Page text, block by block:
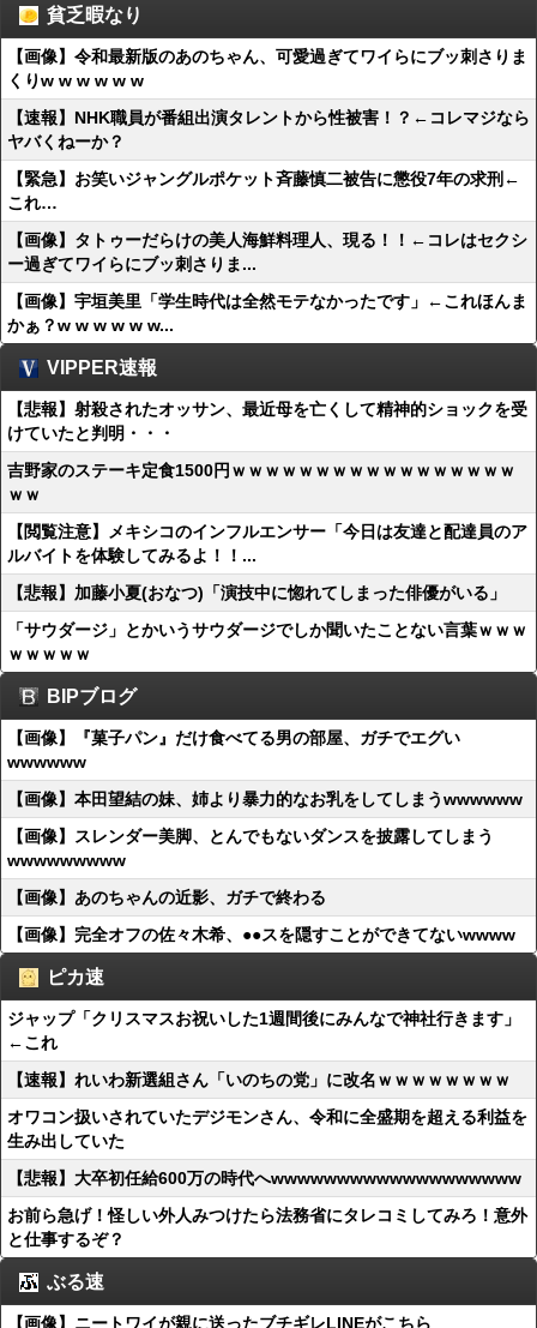
貧乏暇なり
【画像】令和最新版のあのちゃん、可愛過ぎてワイらにブッ刺さりま
くりw w w w w w
【速報】NHK職員が番組出演タレントから性被害！？←コレマジなら
ヤバくねーか？
【緊急】お笑いジャングルポケット斉藤慎二被告に懲役7年の求刑←
これ…
【画像】タトゥーだらけの美人海鮮料理人、現る！！←コレはセクシ
ー過ぎてワイらにブッ刺さりま...
【画像】宇垣美里「学生時代は全然モテなかったです」←これほんま
かぁ？w w w w w w...
VIPPER速報
【悲報】射殺されたオッサン、最近母を亡くして精神的ショックを受
けていたと判明・・・
吉野家のステーキ定食1500円ｗｗｗｗｗｗｗｗｗｗｗｗｗｗｗｗｗ
ｗｗ
【閲覧注意】メキシコのインフルエンサー「今日は友達と配達員のア
ルバイトを体験してみるよ！！...
【悲報】加藤小夏(おなつ)「演技中に惚れてしまった俳優がいる」
「サウダージ」とかいうサウダージでしか聞いたことない言葉ｗｗｗ
ｗｗｗｗｗ
BIPブログ
【画像】『菓子パン』だけ食べてる男の部屋、ガチでエグい
wwwwww
【画像】本田望結の妹、姉より暴力的なお乳をしてしまうwwwwww
【画像】スレンダー美脚、とんでもないダンスを披露してしまう
wwwwwwwww
【画像】あのちゃんの近影、ガチで終わる
【画像】完全オフの佐々木希、●●スを隠すことができてないwwww
ピカ速
ジャップ「クリスマスお祝いした1週間後にみんなで神社行きます」
←これ
【速報】れいわ新選組さん「いのちの党」に改名ｗｗｗｗｗｗｗｗ
オワコン扱いされていたデジモンさん、令和に全盛期を超える利益を
生み出していた
【悲報】大卒初任給600万の時代へwwwwwwwwwwwwwwwwwww
お前ら急げ！怪しい外人みつけたら法務省にタレコミしてみろ！意外
と仕事するぞ？
ぶる速
【画像】ニートワイが親に送ったブチギレLINEがこちら